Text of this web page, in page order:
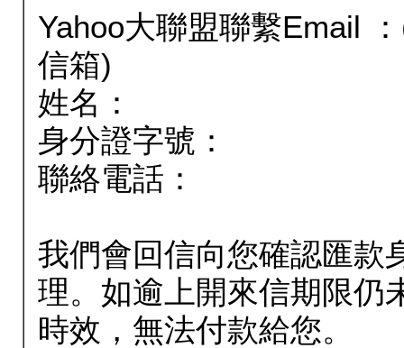
Yahoo大聯盟聯繫Email
信箱)
姓名：
身分證字號：
聯絡電話：
我們會回信向您確認匯款
理。如逾上開來信期限仍
時效，無法付款給您。